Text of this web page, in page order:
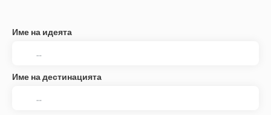
Име на идеята
Име на дестинацията